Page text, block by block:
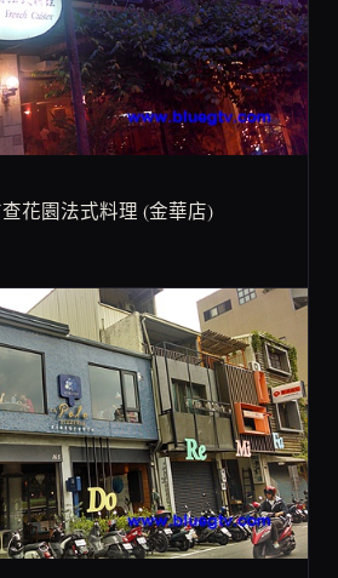
花園法式料理 (金華店)